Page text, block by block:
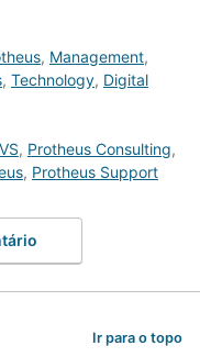
, Management,
, Technology, Digital
, Protheus Consulting,
, Protheus Support
Ir para o topo